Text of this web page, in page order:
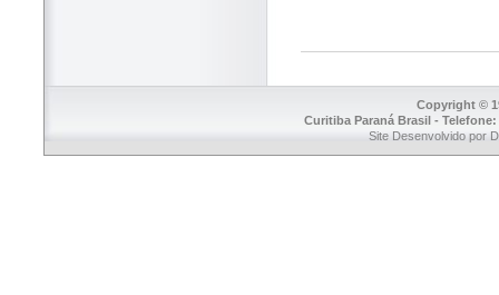
Copyright ©
Curitiba Paraná Brasil -
Site Desenvolvido por